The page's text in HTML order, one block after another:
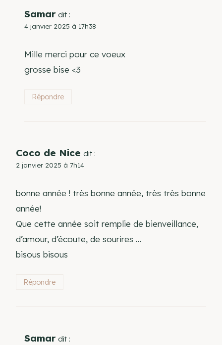
Samar dit :
4 janvier 2025 à 17h38
Mille merci pour ce voeux
grosse bise <3
Répondre
Coco de Nice dit :
2 janvier 2025 à 7h14
bonne année ! très bonne année, très très bonne
année!
Que cette année soit remplie de bienveillance,
d’amour, d’écoute, de sourires …
bisous bisous
Répondre
Samar dit :